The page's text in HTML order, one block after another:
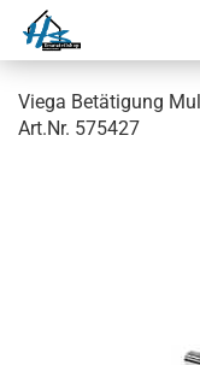
Viega Betätigung
Art.Nr. 575427